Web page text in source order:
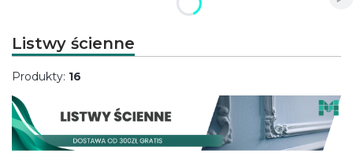
Listwy ścienne
Produkty: 16